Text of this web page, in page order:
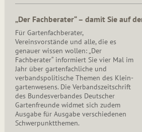
„Der Fachberater“ – damit Sie auf
Für Gartenfachberater,
Vereinsvorstände und alle, die es
genauer wissen wollen: „Der
Fachberater“ informiert Sie vier Mal im
Jahr über gartenfachliche und
verbandspolitische Themen des Klein­
gar­ten­wesens. Die Ver­bands­zeit­schrift
des Bun­des­ver­ban­des Deutscher
Gartenfreunde widmet sich zudem
Ausgabe für Ausgabe verschiedenen
Schwer­punkt­the­men.